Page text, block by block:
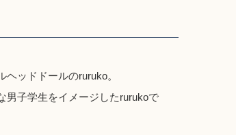
ッドドールのruruko。
男子学生をイメージしたrurukoで